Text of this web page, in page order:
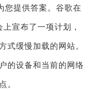
您提供答案。谷歌在
上宣布了一项计划，
式缓慢加载的网站。
的设备和当前的网络
。